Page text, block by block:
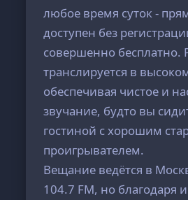
любое время суток -
доступен без
совершенно бесплатно.
транслируется в
обеспечивая чистое и
звучание, будто вы
гостиной с хорошим
проигрывателем.
Вещание ведётся в
104.7 FM, но благодаря